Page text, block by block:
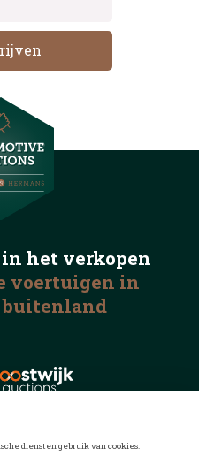
in het verkopen
voertuigen in
diensten gebruik van cookies.